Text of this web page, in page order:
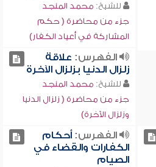
للشيخ: محمد المنجد
جزء من محاضرة ( حكم
المشاركة في أعياد الكفار)
الفهرس: علاقة
زلزال الدنيا بزلزال الآخرة
للشيخ: محمد المنجد
جزء من محاضرة ( زلزال الدنيا
وزلزال الآخرة)
الفهرس:أحكام
الكفارات والقضاء في
الصيام